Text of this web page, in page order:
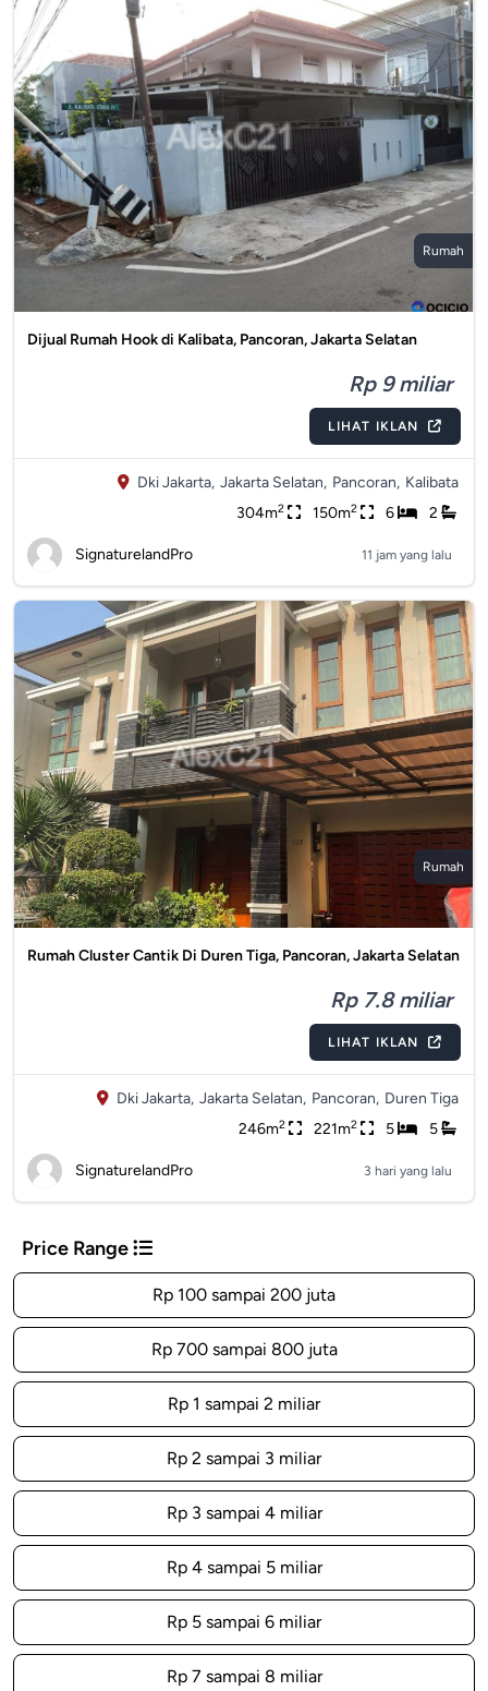
Rumah
Dijual Rumah Hook di Kalibata, Pancoran, Jakarta Selatan
Rp 9 miliar
LIHAT IKLAN
Dki Jakarta, Jakarta Selatan, Pancoran, Kalibata
304m2 150m2 6 2
SignaturelandPro 11 jam yang lalu
Rumah
Rumah Cluster Cantik Di Duren Tiga, Pancoran, Jakarta Selatan
Rp 7.8 miliar
LIHAT IKLAN
Dki Jakarta, Jakarta Selatan, Pancoran, Duren Tiga
246m2 221m2 5 5
SignaturelandPro 3 hari yang lalu
Price Range
Rp 100 sampai 200 juta
Rp 700 sampai 800 juta
Rp 1 sampai 2 miliar
Rp 2 sampai 3 miliar
Rp 3 sampai 4 miliar
Rp 4 sampai 5 miliar
Rp 5 sampai 6 miliar
Rp 7 sampai 8 miliar